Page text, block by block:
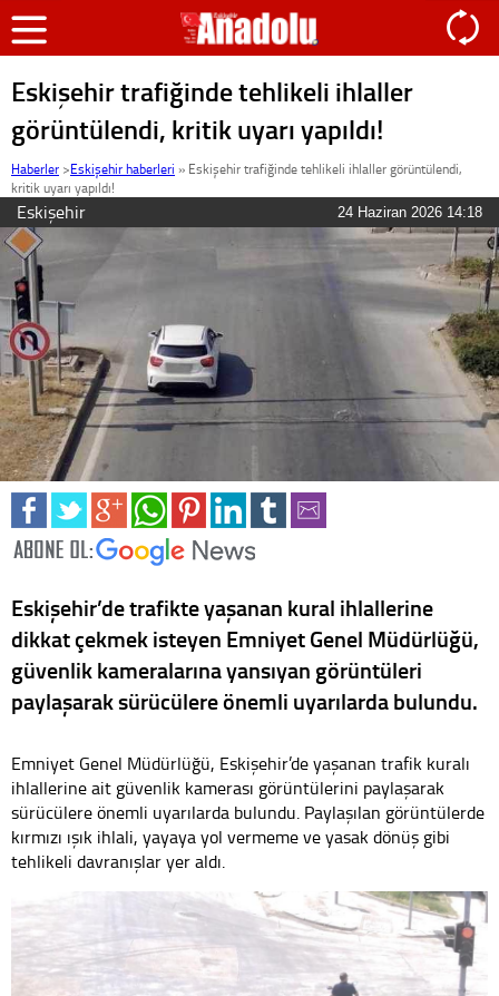
Eskişehir trafiğinde tehlikeli ihlaller
görüntülendi, kritik uyarı yapıldı!
Haberler >Eskişehir haberleri » Eskişehir trafiğinde tehlikeli ihlaller görüntülendi,
kritik uyarı yapıldı!
Eskişehir 24 Haziran 2026 14:18
Eskişehir’de trafikte yaşanan kural ihlallerine
dikkat çekmek isteyen Emniyet Genel Müdürlüğü,
güvenlik kameralarına yansıyan görüntüleri
paylaşarak sürücülere önemli uyarılarda bulundu.
Emniyet Genel Müdürlüğü, Eskişehir’de yaşanan trafik kuralı
ihlallerine ait güvenlik kamerası görüntülerini paylaşarak
sürücülere önemli uyarılarda bulundu. Paylaşılan görüntülerde
kırmızı ışık ihlali, yayaya yol vermeme ve yasak dönüş gibi
tehlikeli davranışlar yer aldı.